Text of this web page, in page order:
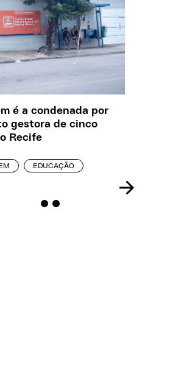
é a condenada por
gestora de cinco
Recife
EDUCAÇÃO